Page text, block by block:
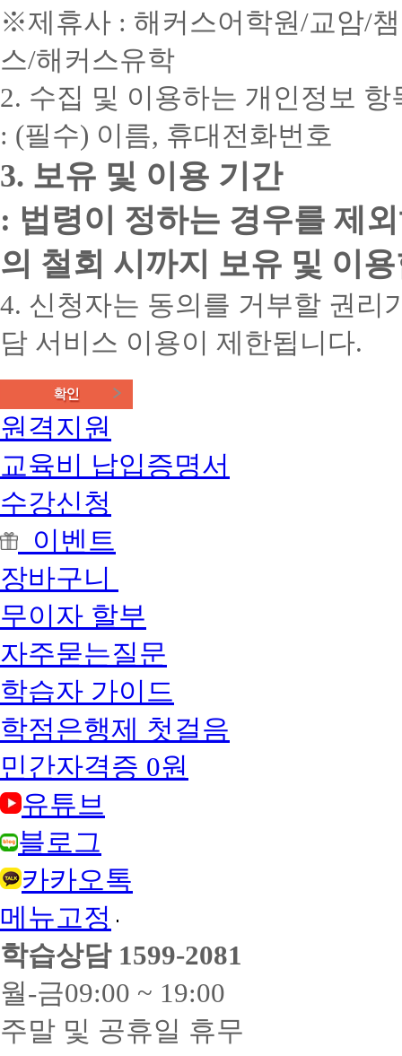
※제휴사 : 해커스어학원/교암/
스/해커스유학
2. 수집 및 이용하는 개인정보 항
: (필수) 이름, 휴대전화번호
3. 보유 및 이용 기간
: 법령이 정하는 경우를 제
의 철회 시까지 보유 및 이
4. 신청자는 동의를 거부할 권리
담 서비스 이용이 제한됩니다.
원격지원
교육비 납입증명서
수강신청
이벤트
장바구니
무이자 할부
자주묻는질문
학습자 가이드
학점은행제 첫걸음
민간자격증 0원
유튜브
블로그
카카오톡
메뉴고정
학습상담 1599-2081
월-금09:00 ~ 19:00
주말 및 공휴일 휴무